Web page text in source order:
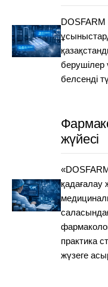
DOSFARM
берушілер
белсенді
жүйесі
қадағалау
практика
жүзеге